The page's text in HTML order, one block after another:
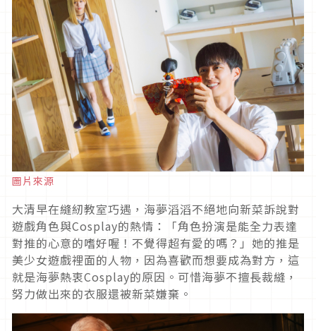
圖片來源
大清早在縫紉教室巧遇，海夢滔滔不絕地向新菜訴說對
遊戲角色與Cosplay的熱情：「角色扮演是能全力表達
對推的心意的嗜好喔！不覺得超有愛的嗎？」她的推是
美少女遊戲裡面的人物，因為喜歡而想要成為對方，這
就是海夢熱衷Cosplay的原因。可惜海夢不擅長裁縫，
努力做出來的衣服還被新菜嫌棄。